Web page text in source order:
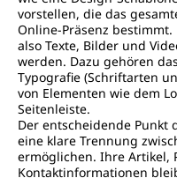
vorstellen, die das
Online-Präsenz
also Texte, Bilder und
werden. Dazu gehören
Typografie (Schriftarten
von Elementen wie dem
Seitenleiste.
Der entscheidende Punkt
eine klare Trennung
ermöglichen. Ihre Artikel,
Kontaktinformationen